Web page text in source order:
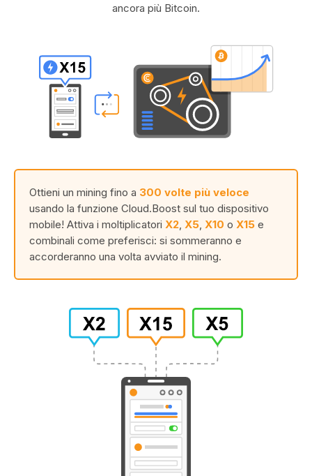
ancora più Bitcoin.
Ottieni un mining fino a 300 volte più veloce
usando la funzione Cloud.Boost sul tuo dispositivo
mobile! Attiva i moltiplicatori X2 X5 X10 o X15 e
combinali come preferisci: si sommeranno e
accorderanno una volta avviato il mining.